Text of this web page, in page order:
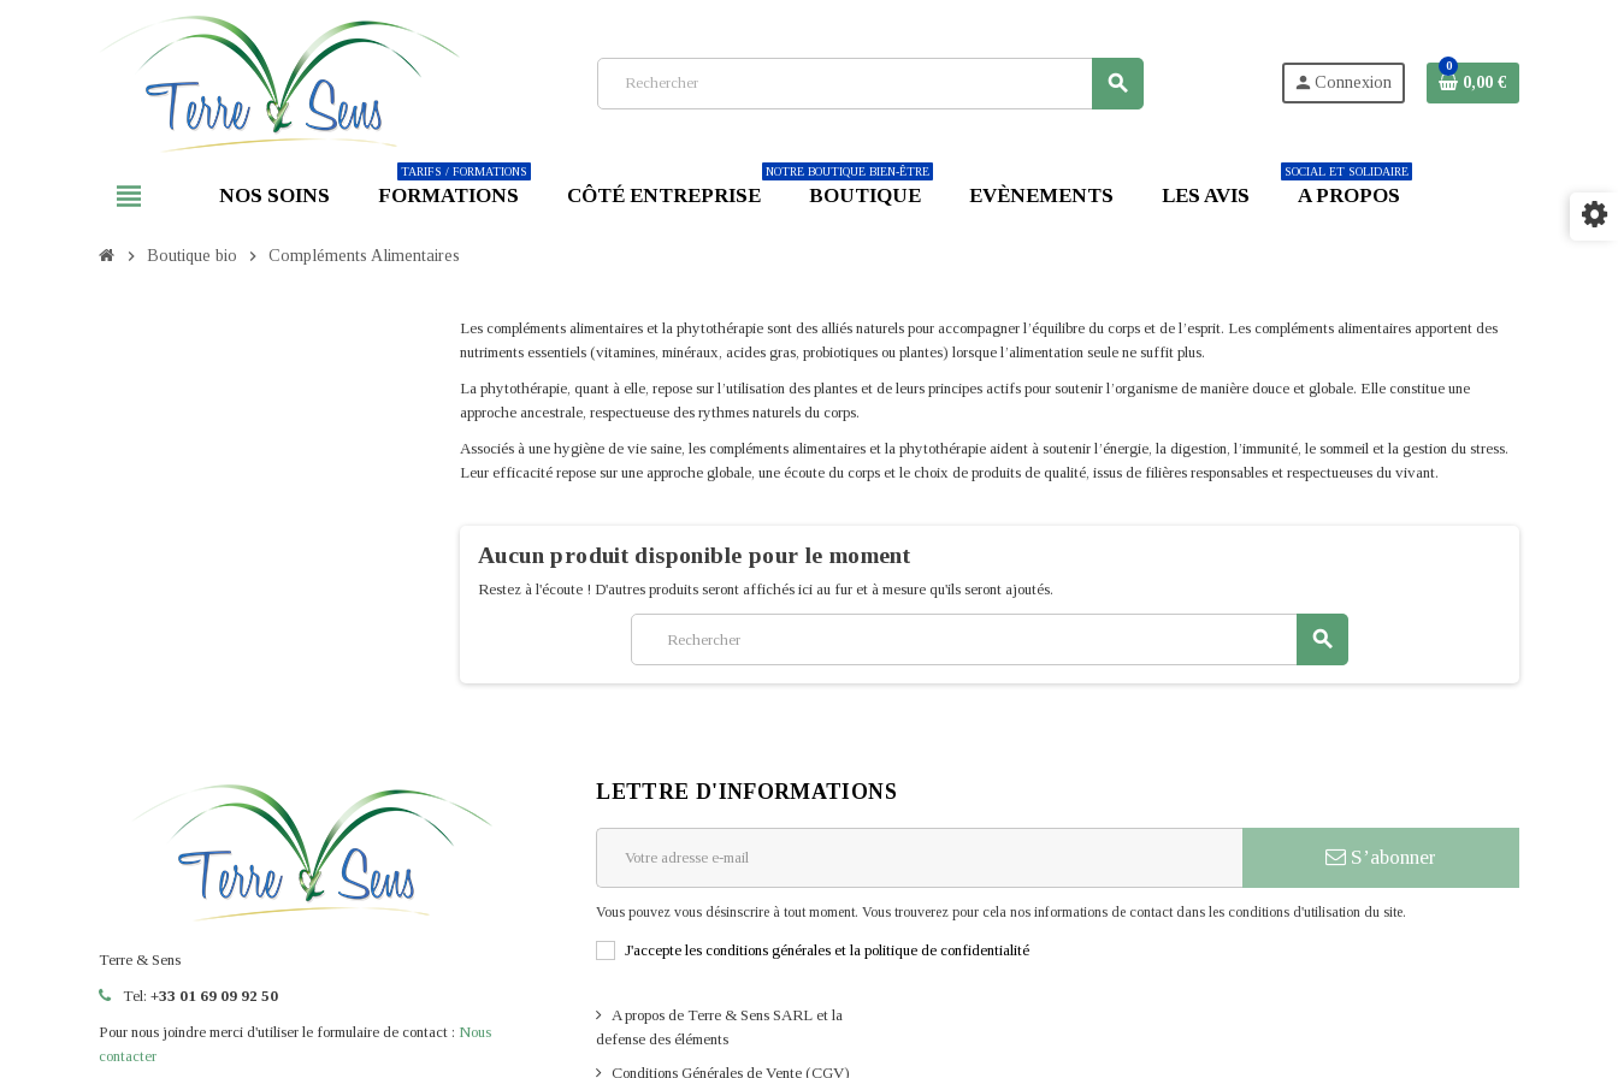
search person Connexion
0
0,00 €
view_headline NOS SOINS FORMATIONS
TARIFS / FORMATIONS
CÔTÉ ENTREPRISE BOUTIQUE
NOTRE BOUTIQUE BIEN-ÊTRE
EVÈNEMENTS LES AVIS A PROPOS
SOCIAL ET SOLIDAIRE
chevron_right Boutique bio chevron_right Compléments Alimentaires
Les compléments alimentaires et la phytothérapie sont des alliés naturels pour accompagner l’équilibre du corps et de l’esprit. Les compléments alimentaires apportent des
nutriments essentiels (vitamines, minéraux, acides gras, probiotiques ou plantes) lorsque l’alimentation seule ne suffit plus.
La phytothérapie, quant à elle, repose sur l’utilisation des plantes et de leurs principes actifs pour soutenir l’organisme de manière douce et globale. Elle constitue une
approche ancestrale, respectueuse des rythmes naturels du corps.
Associés à une hygiène de vie saine, les compléments alimentaires et la phytothérapie aident à soutenir l’énergie, la digestion, l’immunité, le sommeil et la gestion du stress.
Leur efficacité repose sur une approche globale, une écoute du corps et le choix de produits de qualité, issus de filières responsables et respectueuses du vivant.
Aucun produit disponible pour le moment
Restez à l'écoute ! D'autres produits seront affichés ici au fur et à mesure qu'ils seront ajoutés.
search
Terre & Sens
Tel: +33 01 69 09 92 50
Pour nous joindre merci d'utiliser le formulaire de contact : Nous
contacter
LETTRE D'INFORMATIONS
S’abonner
Vous pouvez vous désinscrire à tout moment. Vous trouverez pour cela nos informations de contact dans les conditions d'utilisation du site.
J'accepte les conditions générales et la politique de confidentialité
A propos de Terre & Sens SARL et la
defense des éléments
Conditions Générales de Vente (CGV)